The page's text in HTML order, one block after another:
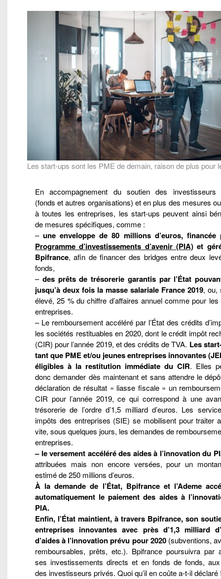
Les start-ups sont les PME de demain, raison de plus pour
En accompagnement du soutien des investisseurs
(fonds et autres organisations) et en plus des mesures
à toutes les entreprises, les start-ups peuvent ainsi
de mesures spécifiques, comme :
–une enveloppe de 80 millions d’euros, financée
Programme d’investissements d’avenir (PIA) et
Bpifrance, afin de financer des bridges entre deux
fonds,
– des prêts de trésorerie garantis par l’État
jusqu’à deux fois la masse salariale France 2019, ou,
élevé, 25 % du chiffre d’affaires annuel comme pour les
entreprises.
– Le remboursement accéléré par l’État des crédits
les sociétés restituables en 2020, dont le crédit impôt
(CIR) pour l’année 2019, et des crédits de TVA. Les
tant que PME et/ou jeunes entreprises innovantes
éligibles à la restitution immédiate du CIR. Elles
donc demander dès maintenant et sans attendre le
déclaration de résultat « liasse fiscale » un
CIR pour l’année 2019, ce qui correspond à une
trésorerie de l’ordre d’1,5 milliard d’euros. Les
impôts des entreprises (SIE) se mobilisent pour traiter
vite, sous quelques jours, les demandes de
entreprises.
– le versement accéléré des aides à l’innovation du
attribuées mais non encore versées, pour un
estimé de 250 millions d’euros.
À la demande de l’État, Bpifrance et l’Ademe
automatiquement le paiement des aides à
PIA.
Enfin, l’État maintient, à travers Bpifrance, son
entreprises innovantes avec près d’1,3 milliard
d’aides à l’innovation prévu pour 2020(subventions,
remboursables, prêts, etc.). Bpifrance poursuivra par
ses investissements directs et en fonds de fonds,
des investisseurs privés. Quoi qu’il en coûte a-t-il déclaré